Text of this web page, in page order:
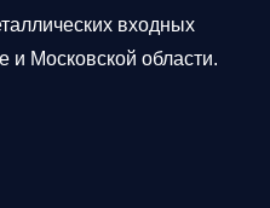
входных
и Московской области.